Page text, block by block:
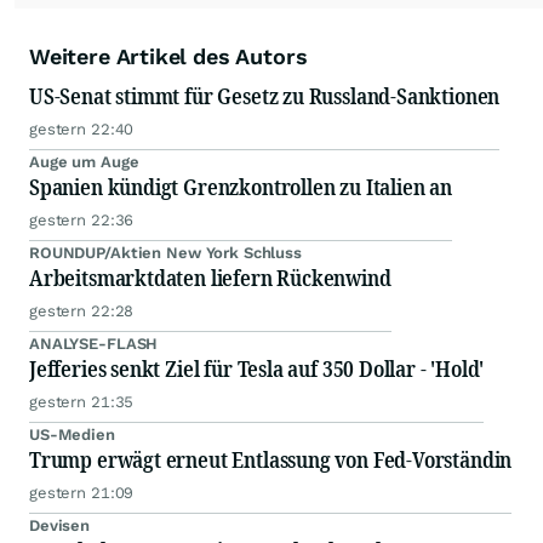
Weitere Artikel des Autors
US-Senat stimmt für Gesetz zu Russland-Sanktionen
gestern 22:40
Auge um Auge
Spanien kündigt Grenzkontrollen zu Italien an
gestern 22:36
ROUNDUP/Aktien New York Schluss
Arbeitsmarktdaten liefern Rückenwind
gestern 22:28
ANALYSE-FLASH
Jefferies senkt Ziel für Tesla auf 350 Dollar - 'Hold'
gestern 21:35
US-Medien
Trump erwägt erneut Entlassung von Fed-Vorständin
gestern 21:09
Devisen